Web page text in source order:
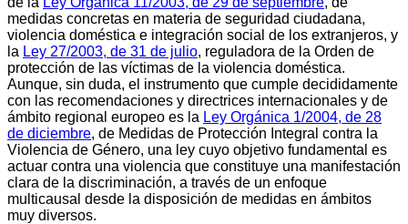
medidas concretas en materia de seguridad ciudadana,
violencia doméstica e integración social de los extranjeros, y
la Ley 27/2003, de 31 de julio, reguladora de la Orden de
protección de las víctimas de la violencia doméstica.
Aunque, sin duda, el instrumento que cumple decididamente
con las recomendaciones y directrices internacionales y de
ámbito regional europeo es la Ley Orgánica 1/2004, de 28
de diciembre, de Medidas de Protección Integral contra la
Violencia de Género, una ley cuyo objetivo fundamental es
actuar contra una violencia que constituye una manifestación
clara de la discriminación, a través de un enfoque
multicausal desde la disposición de medidas en ámbitos
muy diversos.